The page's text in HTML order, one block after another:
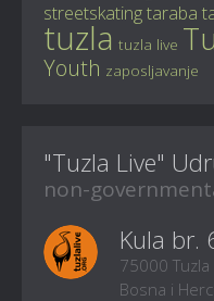
streetskatingtaraba
tuzla tuzla live
Youth zaposljavanje
"Tuzla Live"
non-
Kula br.
75000 Tuzla
Bosna i